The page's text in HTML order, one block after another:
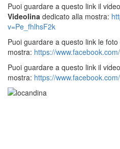
Puoi guardare a questo link il
Videolina dedicato alla mostra:
v=Pe_fhlhsF2k
Puoi guardare a questo link le foto
mostra: https://
Puoi guardare a questo link il
mostra: https://